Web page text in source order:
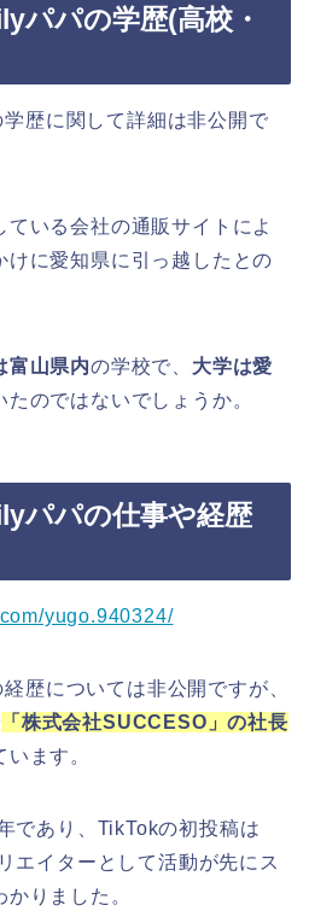
パパの学歴(高校・
歴に関して詳細は非公開で
ている会社の通販サイトによ
けに愛知県に引っ越したとの
富山県内の学校で、 大学は愛
のではないでしょうか。
パパの仕事や経歴
yugo.940324/
歴については非公開ですが、
「株式会社SUCCESO」の社長
ます。
であり、TikTokの初投稿は
エイターとして活動が先にス
りました。